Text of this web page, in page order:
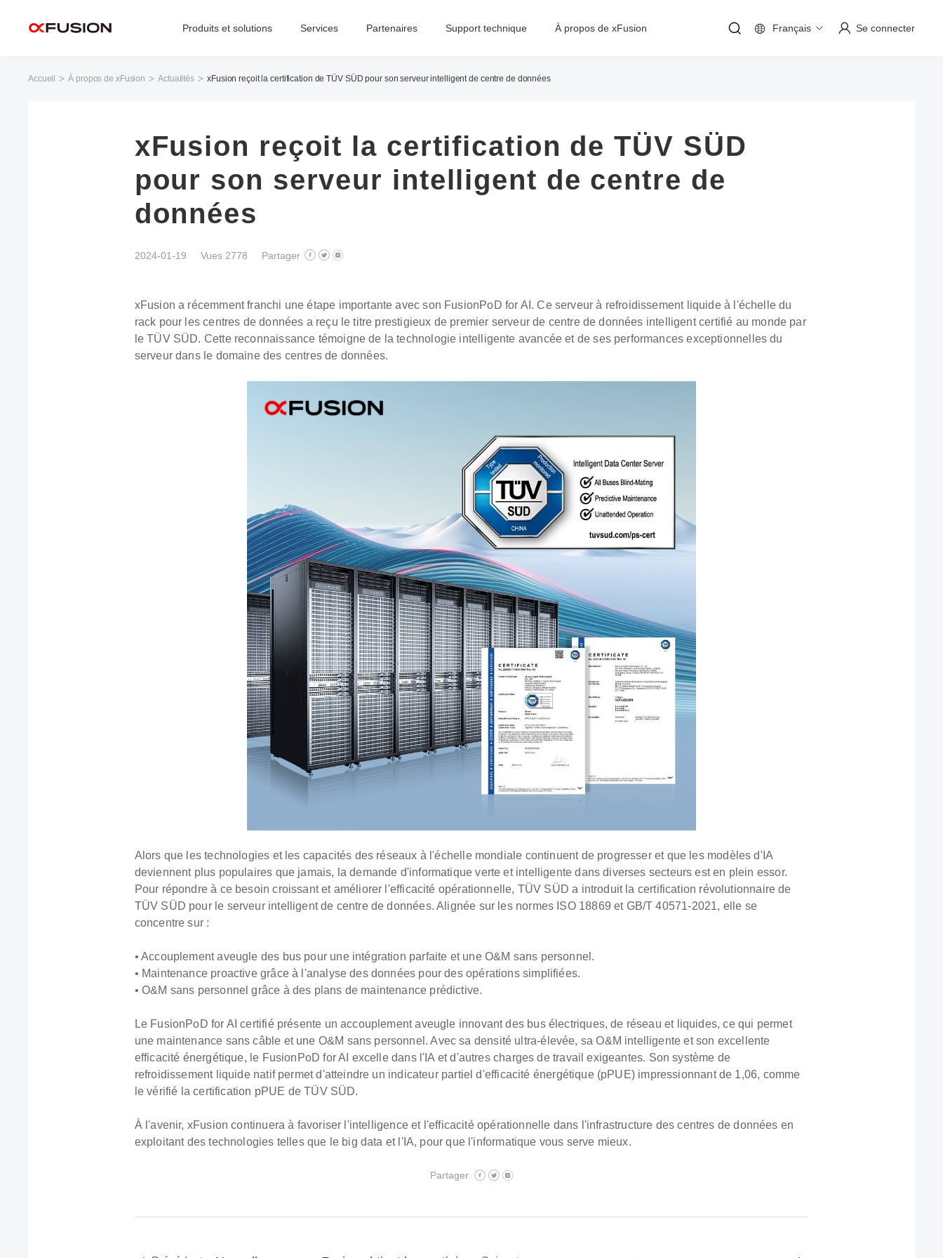
Produits et solutions Services Partenaires Support technique À propos de xFusion Français Se connecter
Accueil À propos de xFusion Actualités xFusion reçoit la certification de TÜV SÜD pour son serveur intelligent de centre de données
xFusion reçoit la certification de TÜV SÜD
pour son serveur intelligent de centre de
données
2024-01-19 Vues 2778 Partager
xFusion a récemment franchi une étape importante avec son FusionPoD for AI. Ce serveur à refroidissement liquide à l'échelle du
rack pour les centres de données a reçu le titre prestigieux de premier serveur de centre de données intelligent certifié au monde par
le TÜV SÜD. Cette reconnaissance témoigne de la technologie intelligente avancée et de ses performances exceptionnelles du
serveur dans le domaine des centres de données.
Alors que les technologies et les capacités des réseaux à l'échelle mondiale continuent de progresser et que les modèles d'IA
deviennent plus populaires que jamais, la demande d'informatique verte et intelligente dans diverses secteurs est en plein essor.
Pour répondre à ce besoin croissant et améliorer l'efficacité opérationnelle, TÜV SÜD a introduit la certification révolutionnaire de
TÜV SÜD pour le serveur intelligent de centre de données. Alignée sur les normes ISO 18869 et GB/T 40571-2021, elle se
concentre sur :
• Accouplement aveugle des bus pour une intégration parfaite et une O&M sans personnel.
• Maintenance proactive grâce à l'analyse des données pour des opérations simplifiées.
• O&M sans personnel grâce à des plans de maintenance prédictive.
Le FusionPoD for AI certifié présente un accouplement aveugle innovant des bus électriques, de réseau et liquides, ce qui permet
une maintenance sans câble et une O&M sans personnel. Avec sa densité ultra-élevée, sa O&M intelligente et son excellente
efficacité énergétique, le FusionPoD for AI excelle dans l'IA et d'autres charges de travail exigeantes. Son système de
refroidissement liquide natif permet d'atteindre un indicateur partiel d'efficacité énergétique (pPUE) impressionnant de 1,06, comme
le vérifié la certification pPUE de TÜV SÜD.
À l'avenir, xFusion continuera à favoriser l'intelligence et l'efficacité opérationnelle dans l'infrastructure des centres de données en
exploitant des technologies telles que le big data et l'IA, pour que l'informatique vous serve mieux.
Partager